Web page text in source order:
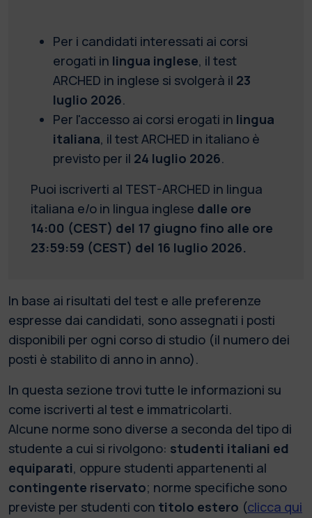
Per i candidati interessati ai corsi
erogati in lingua inglese, il test
ARCHED in inglese si svolgerà il 23
luglio 2026.
Per l'accesso ai corsi erogati in lingua
italiana, il test ARCHED in italiano è
previsto per il 24 luglio 2026.
Puoi iscriverti al TEST-ARCHED in lingua
italiana e/o in lingua inglese dalle ore
14:00 (CEST) del 17 giugno fino alle ore
23:59:59 (CEST) del 16 luglio 2026.
In base ai risultati del test e alle preferenze
espresse dai candidati, sono assegnati i posti
disponibili per ogni corso di studio (il numero dei
posti è stabilito di anno in anno).
In questa sezione trovi tutte le informazioni su
come iscriverti al test e immatricolarti.
Alcune norme sono diverse a seconda del tipo di
studente a cui si rivolgono: studenti italiani ed
equiparati, oppure studenti appartenenti al
contingente riservato; norme specifiche sono
previste per studenti con titolo estero (clicca qui